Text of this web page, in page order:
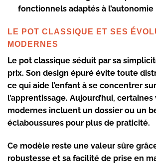
fonctionnels adaptés à l’autonomie
LE POT CLASSIQUE ET SES
MODERNES
Le pot classique séduit par sa
prix. Son design épuré évite toute
ce qui aide l’enfant à se concentrer
l’apprentissage. Aujourd’hui,
modernes incluent un dossier ou un
éclaboussures pour plus de praticité.
Ce modèle reste une valeur sûre
robustesse et sa facilité de prise en